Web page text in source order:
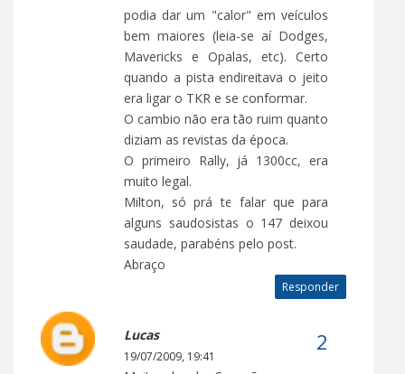
podia dar um "calor" em veículos
bem maiores (leia-se aí Dodges,
Mavericks e Opalas, etc). Certo
quando a pista endireitava o jeito
era ligar o TKR e se conformar.
O cambio não era tão ruim quanto
diziam as revistas da época.
O primeiro Rally, já 1300cc, era
muito legal.
Milton, só prá te falar que para
alguns saudosistas o 147 deixou
saudade, parabéns pelo post.
Abraço
Responder
Lucas
19/07/2009, 19:41